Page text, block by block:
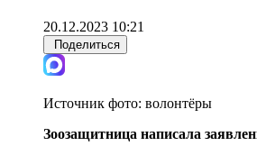
20.12.2023 10:21
Поделиться
Источник фото: волонтёры
Зоозащитница написала